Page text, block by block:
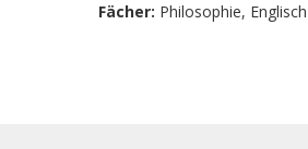
Fächer: Philosophie, Englisch